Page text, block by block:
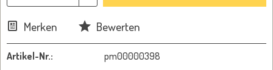
Merken Bewerten
Artikel-Nr.: pm00000398